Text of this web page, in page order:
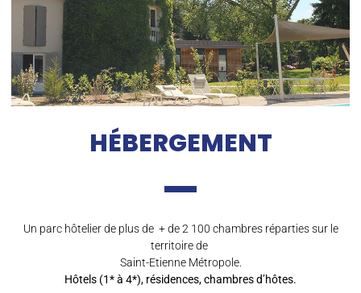
HÉBERGEMENT
Un parc hôtelier de plus de + de 2 100 chambres réparties sur le
territoire de
Saint-Etienne Métropole.
Hôtels (1* à 4*), résidences, chambres d’hôtes.